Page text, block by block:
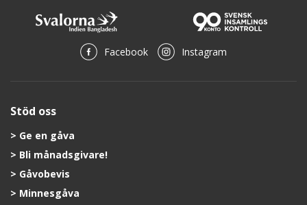
Facebook Instagram
Stöd oss
Ge en gåva
Bli månadsgivare!
Gåvobevis
Minnesgåva